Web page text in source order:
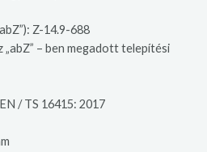
Z-14.9-688
„abZ” – ben megadott telepítési
/ TS 16415: 2017